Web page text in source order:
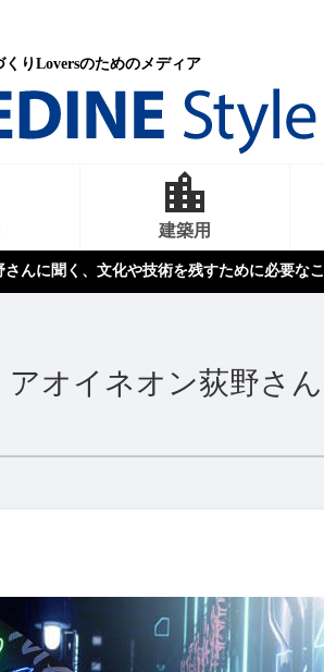
くりLoversのためのメディア
建築用
んに聞く、文化や技術を残すために必要な
オイネオン荻野さ